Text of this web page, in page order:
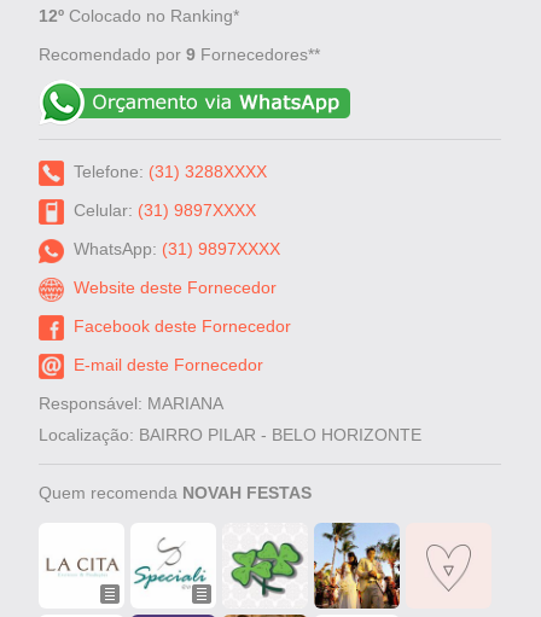
12º Colocado no Ranking*
Recomendado por9 Fornecedores**
Telefone: (31) 3288XXXX
Celular: (31) 9897XXXX
WhatsApp: (31) 9897XXXX
Website deste Fornecedor
Facebook deste Fornecedor
E-mail deste Fornecedor
Responsável: MARIANA
Localização: BAIRRO PILAR - BELO HORIZONTE
Quem recomenda NOVAH FESTAS